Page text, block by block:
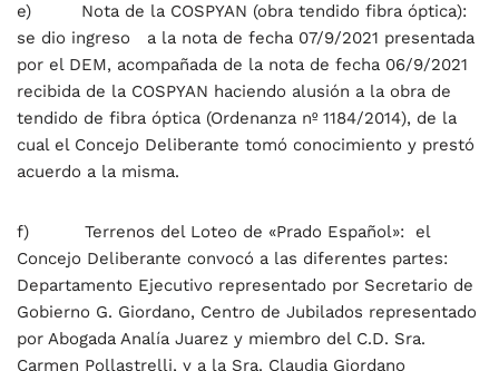
e) Nota de la COSPYAN (obra tendido fibra óptica):
se dio ingreso a la nota de fecha 07/9/2021 presentada
por el DEM, acompañada de la nota de fecha 06/9/2021
recibida de la COSPYAN haciendo alusión a la obra de
tendido de fibra óptica (Ordenanza nº 1184/2014), de la
cual el Concejo Deliberante tomó conocimiento y prestó
acuerdo a la misma.
f) Terrenos del Loteo de «Prado Español»: el
Concejo Deliberante convocó a las diferentes partes:
Departamento Ejecutivo representado por Secretario de
Gobierno G. Giordano, Centro de Jubilados representado
por Abogada Analía Juarez y miembro del C.D. Sra.
Carmen Pollastrelli, y a la Sra. Claudia Giordano